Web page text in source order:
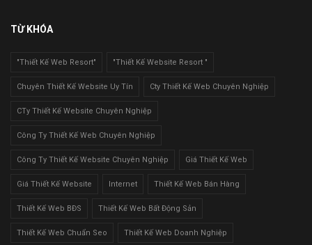
TỪ KHÓA
"Thiết Kế Web Resort" "Thiết Kế Website Resort "
Chuyên Thiết Kế Website Uy Tín Cty Thiết Kế Web Chuyên Nghiệp
CTy Thiết Kế Website Chuyên Nghiệp
Công Ty Thiết Kế Web Chuyên Nghiệp
Công Ty Thiết Kế Website Chuyên Nghiệp Giá Thiết Kế Web
Giá Thiết Kế Website Internet Thiết Kế Web Bán Hàng
Thiết Kế Web BĐS Thiết Kế Web Bất Động Sản
Thiết Kế Web Chuẩn Seo Thiết Kế Web Doanh Nghiệp